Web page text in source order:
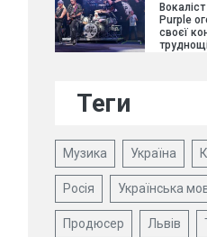
Purple
своєї
Теги
Музика Україна
Росія Українська
Продюсер Львів